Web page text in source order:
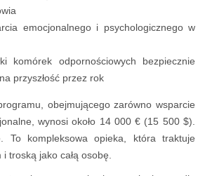
emocjonalnego i psychologicznego w
komórek odpornościowych bezpiecznie
przyszłość przez rok
obejmującego zarówno wsparcie
wynosi około 14 000 € (15 500 $).
To kompleksowa opieka, która traktuje
troską jako całą osobę.